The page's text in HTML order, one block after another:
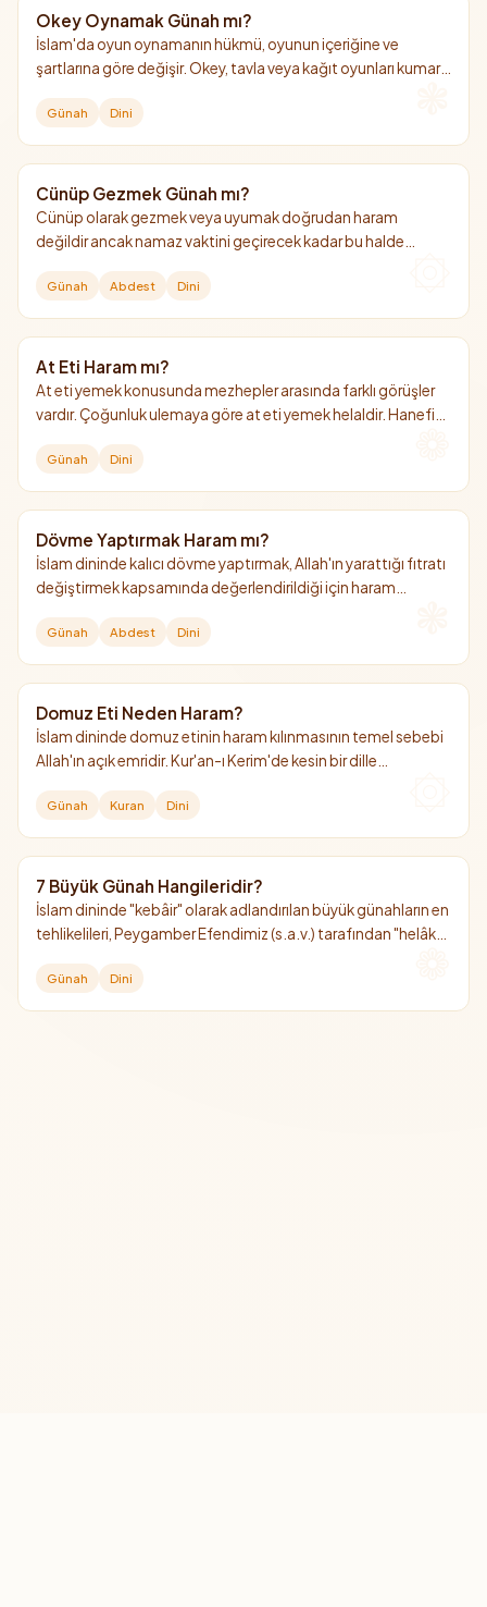
Okey Oynamak Günah mı?
İslam'da oyun oynamanın hükmü, oyunun içeriğine ve
şartlarına göre değişir. Okey, tavla veya kağıt oyunları kumar
değildir.
Günah Dini
Cünüp Gezmek Günah mı?
Cünüp olarak gezmek veya uyumak doğrudan haram
değildir ancak namaz vaktini geçirecek kadar bu halde
Günah Abdest Dini
At Eti Haram mı?
At eti yemek konusunda mezhepler arasında farklı görüşler
vardır. Çoğunluk ulemaya göre at eti yemek helaldir. Hanefi
Günah Dini
Dövme Yaptırmak Haram mı?
İslam dininde kalıcı dövme yaptırmak, Allah'ın yarattığı fıtratı
değiştirmek kapsamında değerlendirildiği için haram
engel değildir.
Günah Abdest Dini
Domuz Eti Neden Haram?
İslam dininde domuz etinin haram kılınmasının temel sebebi
Allah'ın açık emridir. Kur'an-ı Kerim'de kesin bir dille
bu yasağın hikmetleri arasında sayılır.
Günah Kuran Dini
7 Büyük Günah Hangileridir?
İslam dininde "kebâir" olarak adlandırılan büyük günahların en
tehlikelileri, Peygamber Efendimiz (s.a.v.) tarafından "helâk
koşmak gelir.
Günah Dini